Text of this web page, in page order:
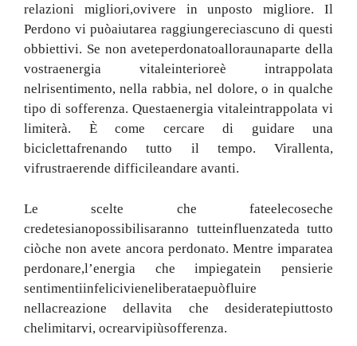
relazioni migliori,ovivere in unposto migliore.Il
Perdono vi puòaiutarea raggiungereciascuno di questi
obbiettivi. Se non aveteperdonatoalloraunaparte della
vostraenergia vitaleinterioreè intrappolata
nelrisentimento, nella rabbia, nel dolore, o inqualche
tipo di sofferenza. Questaenergia vitaleintrappolata vi
limiterà. È come cercare di guidare una
biciclettafrenando tutto il tempo. Virallenta,
vifrustraerende difficileandare avanti.
Le scelte che fateelecoseche
credetesianopossibilisaranno tutteinfluenzateda tutto
ciòche non avete ancora perdonato. Mentre imparatea
perdonare,l’energia che impiegatein pensierie
sentimentiinfelicivieneliberataepuòfluire
nellacreazione dellavita che desideratepiuttosto
chelimitarvi, ocrearvipiùsofferenza.